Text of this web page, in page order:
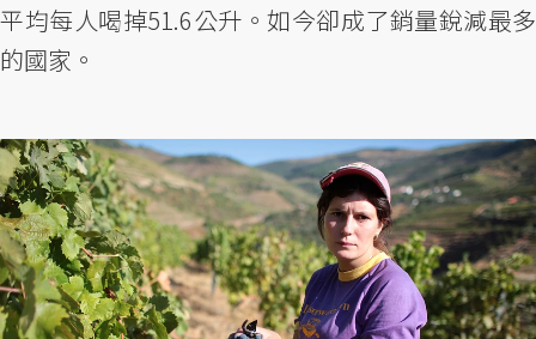
平均每人喝掉51.6公升。如今卻成了銷量銳減最多
的國家。